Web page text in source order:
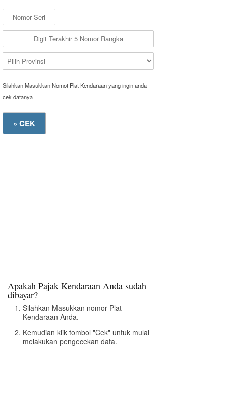
Silahkan Masukkan Nomot Plat Kendaraan yang ingin anda
cek datanya
Apakah Pajak Kendaraan Anda sudah
dibayar?
Silahkan Masukkan nomor Plat
Kendaraan Anda.
Kemudian klik tombol "Cek" untuk mulai
melakukan pengecekan data.